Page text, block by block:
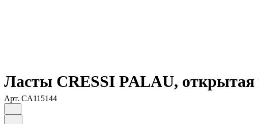
Ласты CRESSI PALAU,
Арт. CA115144